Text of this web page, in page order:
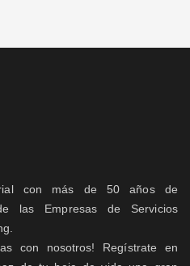
con más de 50 años de
las Empresas de Servicios
con nosotros! Regístrate en